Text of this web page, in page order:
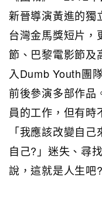
新晉導演黃進的獨
台灣金馬獎短片
節、巴黎電影節及
入Dumb Youth團
前後參演多部作品
員的工作，但有時
「我應該改變自己
自己?」迷失、尋
說，這就是人生吧?